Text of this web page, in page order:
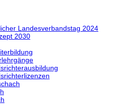
Landesverbandstag 2024
2030